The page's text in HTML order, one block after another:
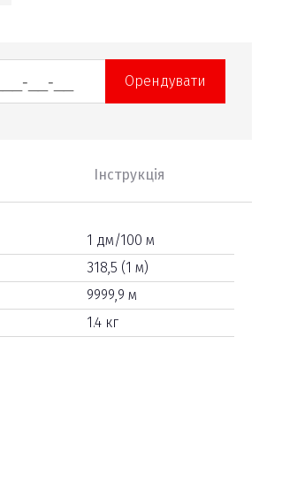
Орендувати
Інструкція
1 дм/100 м
318,5 (1 м)
9999,9 м
1.4 кг